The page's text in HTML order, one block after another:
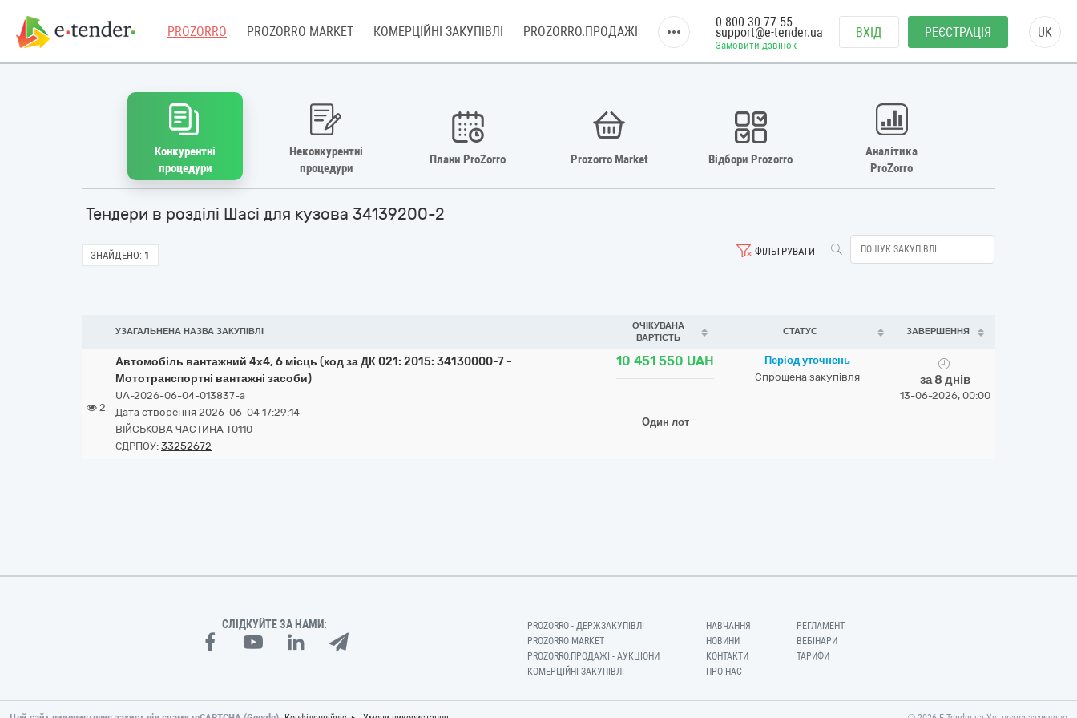
PROZORRO PROZORRO MARKET КОМЕРЦІЙНІ ЗАКУПІВЛІ PROZORRO.ПРОДАЖІ
Замовити дзвінок
0 800 30 77 55
support@e-tender.ua ВХІД РЕЄСТРАЦІЯ UK
Конкурентні
процедури
Неконкурентні
процедури
Плани ProZorro Prozorro Market Відбори Prozorro
Аналітика
ProZorro
Тендери в розділі Шасі для кузова 34139200-2
ФІЛЬТРУВАТИ
ЗНАЙДЕНО: 1
УЗАГАЛЬНЕНА НАЗВА ЗАКУПІВЛІ
ОЧІКУВАНА
ВАРТІСТЬ
СТАТУС ЗАВЕРШЕННЯ
2
Автомобіль вантажний 4х4, 6 місць (код за ДК 021: 2015: 34130000-7 -
Мототранспортні вантажні засоби)
UA-2026-06-04-013837-a
Дата створення 2026-06-04 17:29:14
ВІЙСЬКОВА ЧАСТИНА Т0110
ЄДРПОУ: 33252672
10 451 550 UAH
Один лот
Період уточнень
Спрощена закупівля
за 8 днів
13-06-2026, 00:00
СЛІДКУЙТЕ ЗА НАМИ:
PROZORRO - ДЕРЖЗАКУПІВЛІ
PROZORRO MARKET
PROZORRO.ПРОДАЖІ - АУКЦІОНИ
КОМЕРЦІЙНІ ЗАКУПІВЛІ
НАВЧАННЯ
НОВИНИ
КОНТАКТИ
ПРО НАС
РЕГЛАМЕНТ
ВЕБІНАРИ
ТАРИФИ